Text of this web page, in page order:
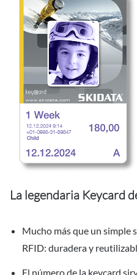
La legendaria Keycard
Mucho más que un simple
RFID: duradera y
El número de la keycard